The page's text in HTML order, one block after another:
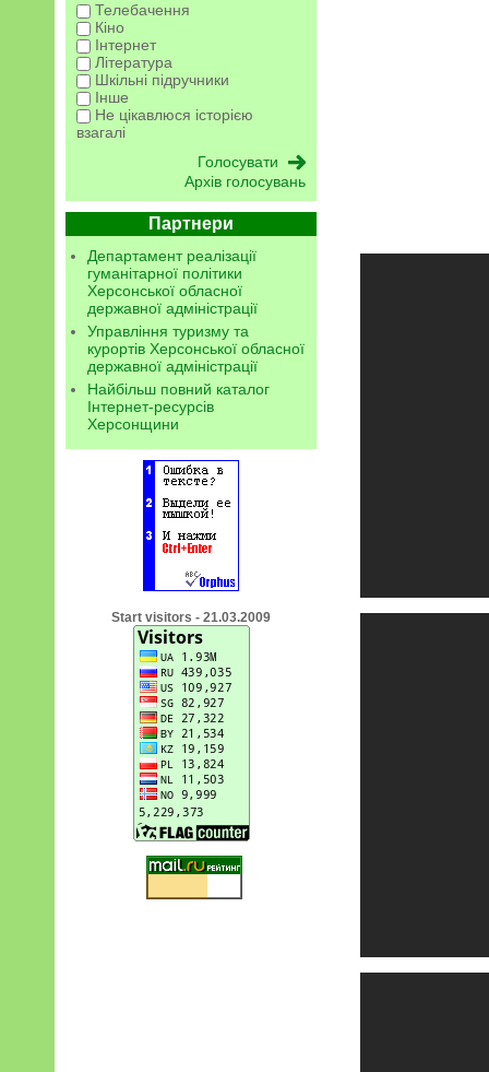
Телебачення
Кіно
Інтернет
Література
Шкільні підручники
Інше
Не цікавлюся історією
взагалі
Архів голосувань
Партнери
Департамент реалізації
гуманітарної політики
Херсонської обласної
державної адміністрації
Управління туризму та
курортів Херсонської обласної
державної адміністрації
Найбільш повний каталог
Інтернет-ресурсів
Херсонщини
Start visitors - 21.03.2009